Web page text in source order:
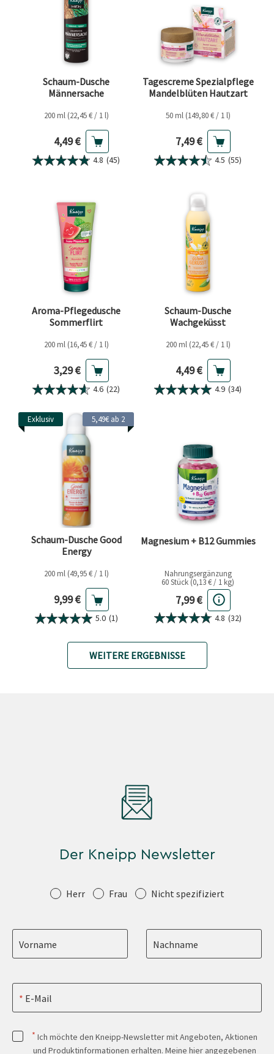
Schaum-Dusche
Männersache
200 ml (22,45 € / 1 l)
Aktueller Preis
4,49 €
4.8 (45)
Tagescreme Spezialpflege
Mandelblüten Hautzart
50 ml (149,80 € / 1 l)
Aktueller Preis
7,49 €
4.5 (55)
Aroma-Pflegedusche
Sommerflirt
200 ml (16,45 € / 1 l)
Aktueller Preis
3,29 €
4.6 (22)
Schaum-Dusche
Wachgeküsst
200 ml (22,45 € / 1 l)
Aktueller Preis
4,49 €
4.9 (34)
5,49€ ab 2
Exklusiv
Schaum-Dusche Good
Energy
200 ml (49,95 € / 1 l)
Aktueller Preis
9,99 €
5.0 (1)
Magnesium + B12 Gummies
Nahrungsergänzung
60 Stück (0,13 € / 1 kg)
Aktueller Preis
7,99 €
4.8 (32)
WEITERE ERGEBNISSE
Der Kneipp Newsletter
Anrede Herr Frau Nicht spezifiziert
Vorname Nachname
E-Mail
* Ich möchte den Kneipp-Newsletter mit Angeboten, Aktionen
und Produktinformationen erhalten. Meine hier angegebenen